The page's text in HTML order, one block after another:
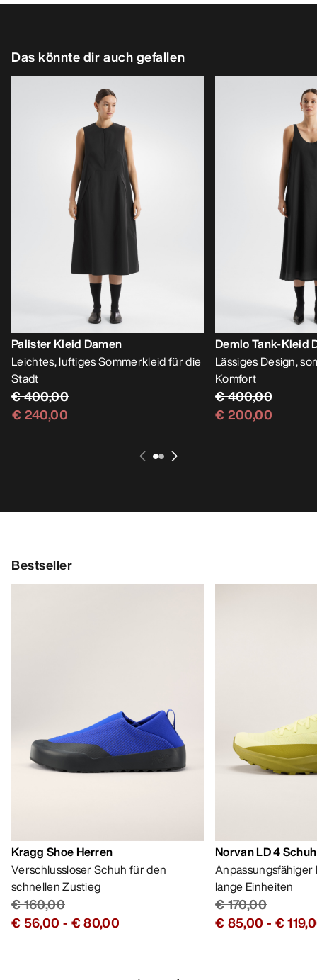
Das könnte dir auch gefallen
Palister Kleid Damen
Leichtes, luftiges Sommerkleid für die
Stadt
€ 400,00
€ 240,00
Demlo Tank-Kleid
Lässiges Design,
Komfort
€ 400,00
€ 200,00
Bestseller
Kragg Shoe Herren
Verschlussloser Schuh für den
schnellen Zustieg
€ 160,00
€ 56,00 - € 80,00
Norvan LD 4
lange Einheiten
€ 170,00
€ 85,00 - €